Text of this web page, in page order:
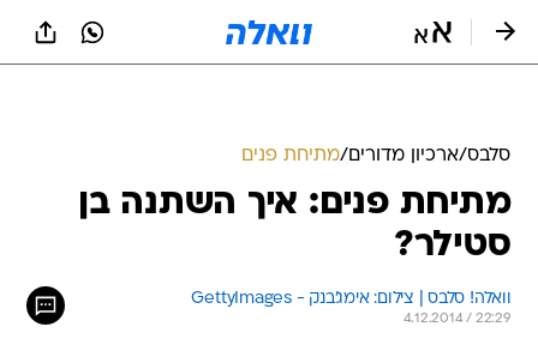
סלבס/ארכיון מדורים/מתיחת פנים
מתיחת פנים: איך השתנה בן
סטילר?
וואלה! סלבס | צילום: אימג'בנק - GettyImages
4.12.2014 / 22:29